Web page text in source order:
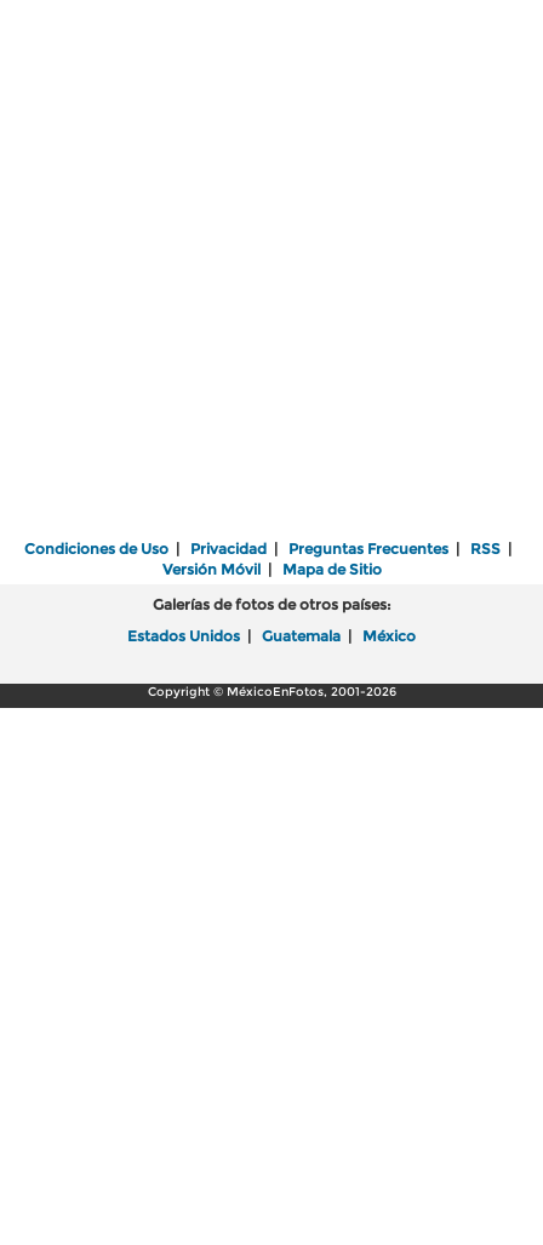
Condiciones de Uso | Privacidad | Preguntas Frecuentes | RSS |
Versión Móvil| Mapa de Sitio
Galerías de fotos de otros países:
Estados Unidos | Guatemala | México
Copyright © MéxicoEnFotos, 2001-2026